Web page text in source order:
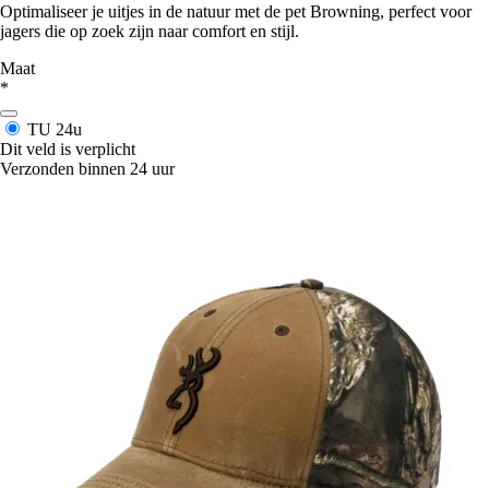
Optimaliseer je uitjes in de natuur met de pet Browning, perfect voor
jagers die op zoek zijn naar comfort en stijl.
Maat
*
TU 24u
Dit veld is verplicht
Verzonden binnen 24 uur